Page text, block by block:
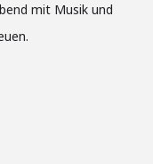
mit Musik und